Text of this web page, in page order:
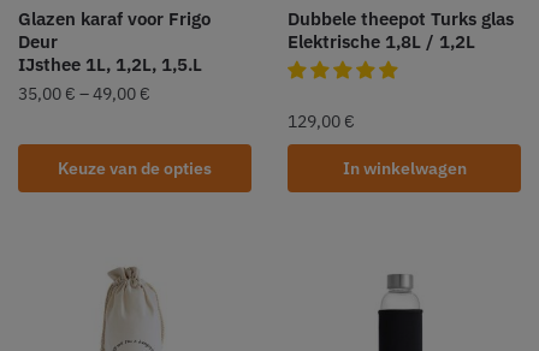
Glazen karaf voor Frigo
Deur
IJsthee 1L, 1,2L, 1,5.L
35,00 € –49,00 €
Keuze van de opties
Dubbele theepot Turks glas
Elektrische 1,8L / 1,2L
129,00 €
In winkelwagen